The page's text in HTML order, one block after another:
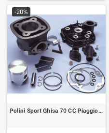
-20%
Polini Sport Ghisa 70 CC Piaggio/Gilera H2O